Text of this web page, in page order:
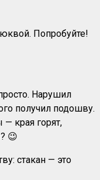
Попробуйте!
Нарушил
получил подошву.
края горят,
😉
стакан — это